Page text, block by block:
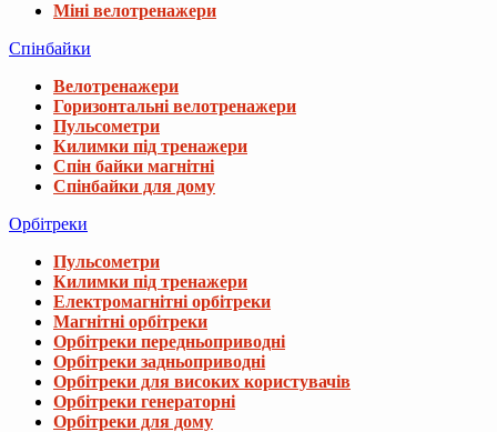
Міні велотренажери
Спінбайки
Велотренажери
Горизонтальні велотренажери
Пульсометри
Килимки під тренажери
Спін байки магнітні
Спінбайки для дому
Орбітреки
Пульсометри
Килимки під тренажери
Електромагнітні орбітреки
Магнітні орбітреки
Орбітреки передньоприводні
Орбітреки задньоприводні
Орбітреки для високих користувачів
Орбітреки генераторні
Орбітреки для дому